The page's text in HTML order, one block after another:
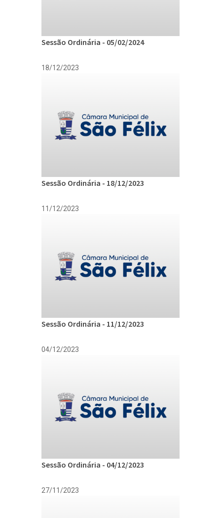
Sessão Ordinária - 05/02/2024
18/12/2023
Sessão Ordinária - 18/12/2023
11/12/2023
Sessão Ordinária - 11/12/2023
04/12/2023
Sessão Ordinária - 04/12/2023
27/11/2023